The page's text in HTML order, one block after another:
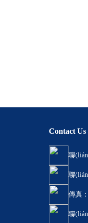
Contact Us
聯
聯
傳真
聯